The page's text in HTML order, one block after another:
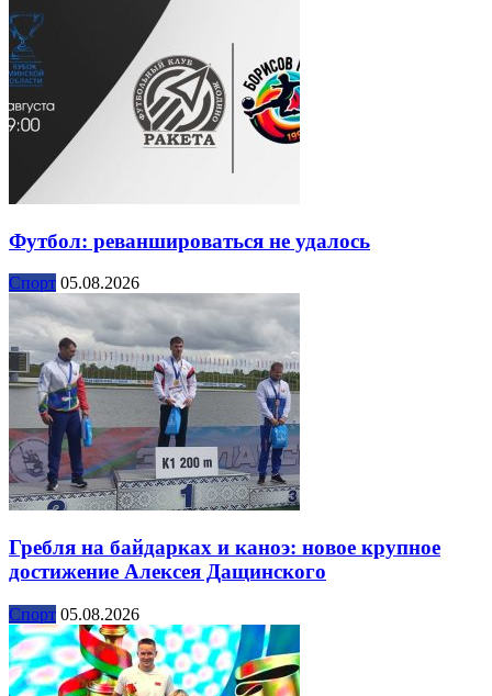
Футбол: реваншироваться не удалось
Спорт 05.08.2026
Гребля на байдарках и каноэ: новое крупное
достижение Алексея Дащинского
Спорт 05.08.2026